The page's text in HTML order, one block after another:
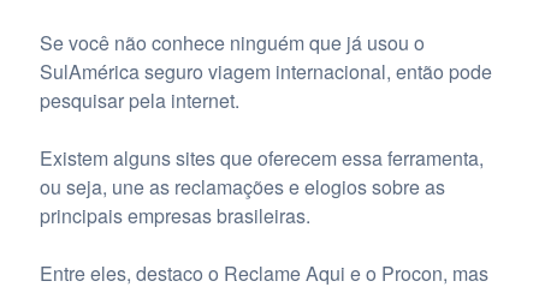
Se você não conhece ninguém que já usou o
SulAmérica seguro viagem internacional, então pode
pesquisar pela internet.
Existem alguns sites que oferecem essa ferramenta,
ou seja, une as reclamações e elogios sobre as
principais empresas brasileiras.
Entre eles, destaco o Reclame Aqui e o Procon, mas